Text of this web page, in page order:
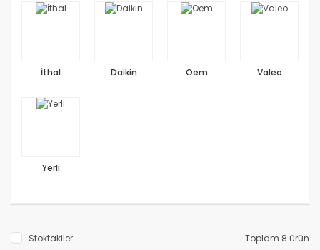
İthal Daikin Oem Valeo
Yerli
Stoktakiler Toplam 8 ürün